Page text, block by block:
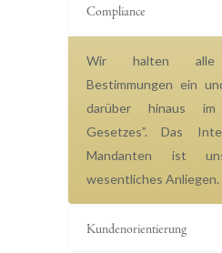
Compliance
Wir halten alle
Bestimmungen ein
darüber hinaus
Gesetzes”. Das
Mandanten ist
wesentliches Anliegen.
Kundenorientierung